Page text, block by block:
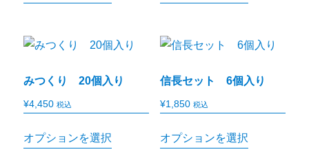
みつくり 20個入り
¥4,450 税込
オプションを選択
信長セット 6個入り
¥1,850 税込
オプションを選択